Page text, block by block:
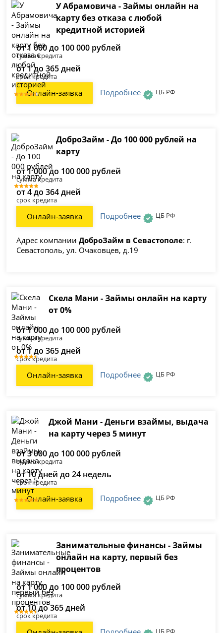
У Абрамовича - Займы онлайн на
карту без отказа с любой
кредитной историей
от 1 000 до 100 000 рублей
сумма кредита
от 1 до 365 дней
срок кредита
Онлайн-заявка Подробнее ЦБ РФ
ДоброЗайм - До 100 000 рублей на
карту
от 1 000 до 100 000 рублей
сумма кредита
от 4 до 364 дней
срок кредита
Онлайн-заявка Подробнее ЦБ РФ
Адрес компанииДоброЗайм в Севастополе: г.
Севастополь, ул. Очаковцев, д.19
Скела Мани - Займы онлайн на карту
от 0%
от 1 000 до 100 000 рублей
сумма кредита
от 1 до 365 дней
срок кредита
Онлайн-заявка Подробнее ЦБ РФ
Джой Мани - Деньги взаймы, выдача
на карту через 5 минут
от 3 000 до 100 000 рублей
сумма кредита
от 10 дней до 24 недель
срок кредита
Онлайн-заявка Подробнее ЦБ РФ
Занимательные финансы - Займы
онлайн на карту, первый без
процентов
от 1 000 до 100 000 рублей
сумма кредита
от 10 до 365 дней
срок кредита
ЦБ РФ